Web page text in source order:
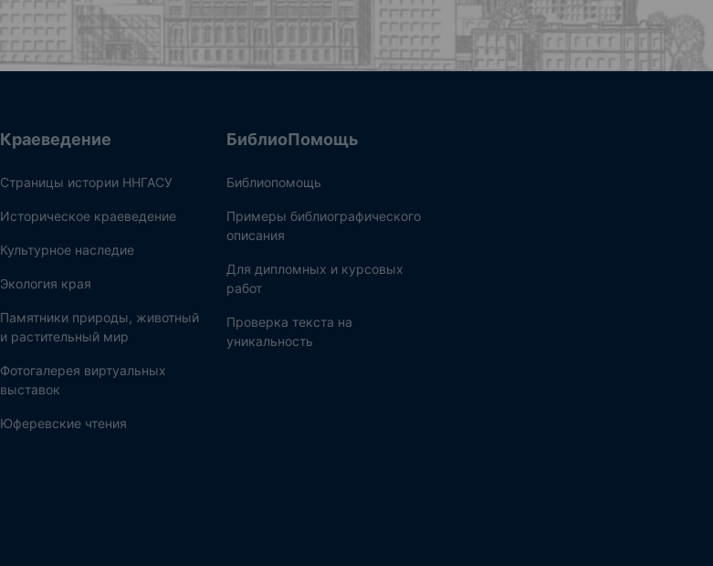
Краеведение
Страницы истории ННГАСУ
Историческое краеведение
Культурное наследие
Экология края
Памятники природы, животный
и растительный мир
Фотогалерея виртуальных
выставок
Юферевские чтения
БиблиоПомощь
Библиопомощь
Примеры библиографического
описания
Для дипломных и курсовых
работ
Проверка текста на
уникальность